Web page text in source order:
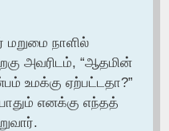
நாளில்
அவரிடம், “ஆதமின்
உமக்கு ஏற்பட்டதா?”
எனக்கு எந்தத்